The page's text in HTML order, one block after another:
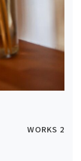
WORKS 2